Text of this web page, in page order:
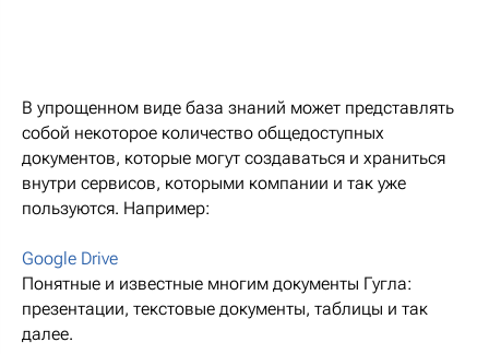
В упрощенном виде база знаний может представлять
собой некоторое количество общедоступных
документов, которые могут создаваться и храниться
внутри сервисов, которыми компании и так уже
пользуются. Например:
Google Drive
Понятные и известные многим документы Гугла:
презентации, текстовые документы, таблицы и так
далее.